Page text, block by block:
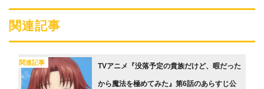
関連記事
関連記事 TVアニメ『没落予定の貴族だけど、暇だった
から魔法を極めてみた』第6話のあらすじ公